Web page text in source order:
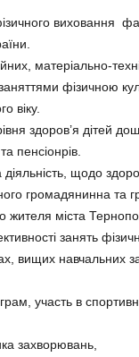
виховання
матеріально-
фізичною
віку.
здоров’я дітей
пенсіонрів.
щодо
громадянинна та
жителя міста
занять
вищих навчальних
участь в
захворювань,